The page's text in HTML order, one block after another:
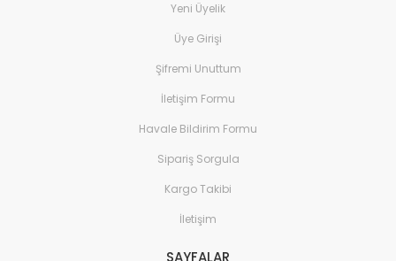
Yeni Üyelik
Üye Girişi
Şifremi Unuttum
İletişim Formu
Havale Bildirim Formu
Sipariş Sorgula
Kargo Takibi
İletişim
SAYFALAR